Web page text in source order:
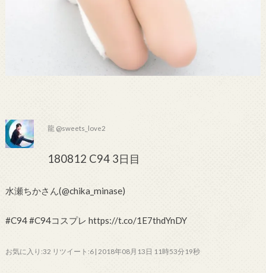
龍 @sweets_love2
180812 C94 3日目
水瀬ちかさん(@chika_minase)
#C94 #C94コスプレ https://t.co/1E7thdYnDY
お気に入り:32 リツイート:6 | 2018年08月13日 11時53分19秒